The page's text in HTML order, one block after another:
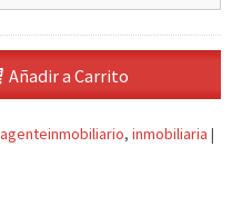
Añadir a Carrito
agenteinmobiliario inmobiliaria |